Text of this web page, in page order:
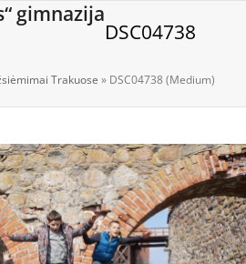
gimnazija
DSC04738
Trakuose » DSC04738 (Medium)